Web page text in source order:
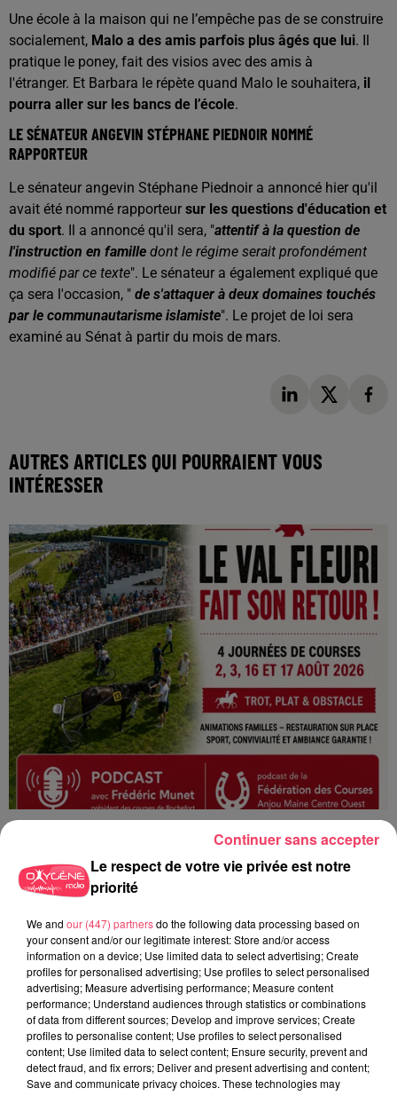
Une école à la maison qui ne l’empêche pas de se construire
socialement, Malo a des amis parfois plus âgés que lui. Il
pratique le poney, fait des visios avec des amis à
l'étranger. Et Barbara le répète quand Malo le souhaitera, il
pourra aller sur les bancs de l’école.
LE SÉNATEUR ANGEVIN STÉPHANE PIEDNOIR NOMMÉ
RAPPORTEUR
Le sénateur angevin Stéphane Piednoir a annoncé hier qu'il
avait été nommé rapporteur sur les questions d'éducation et
du sport. Il a annoncé qu'il sera, "attentif à la question de
l'instruction en famille dont le régime serait profondément
modifié par ce texte". Le sénateur a également expliqué que
ça sera l'occasion, " de s'attaquer à deux domaines touchés
par le communautarisme islamiste". Le projet de loi sera
examiné au Sénat à partir du mois de mars.
AUTRES ARTICLES QUI POURRAIENT VOUS
INTÉRESSER
1er août 2026
PODCAST : L’HIPPODROME DE ROCHEFORT-SUR-LOIRE PRÊT À
RETROUVER SON...Le respect de votre vie privée est notre
priorité
We and our (447) partnersdo the following data processing based on
your consent and/or our legitimate interest: Store and/or access
information on a device; Use limited data to select advertising; Create
profiles for personalised advertising; Use profiles to select personalised
advertising; Measure advertising performance; Measure content
performance; Understand audiences through statistics or combinations
of data from different sources; Develop and improve services; Create
profiles to personalise content; Use profiles to select personalised
content; Use limited data to select content; Ensure security, prevent and
detect fraud, and fix errors; Deliver and present advertising and content;
Save and communicate privacy choices. These technologies may
Continuer sans accepter